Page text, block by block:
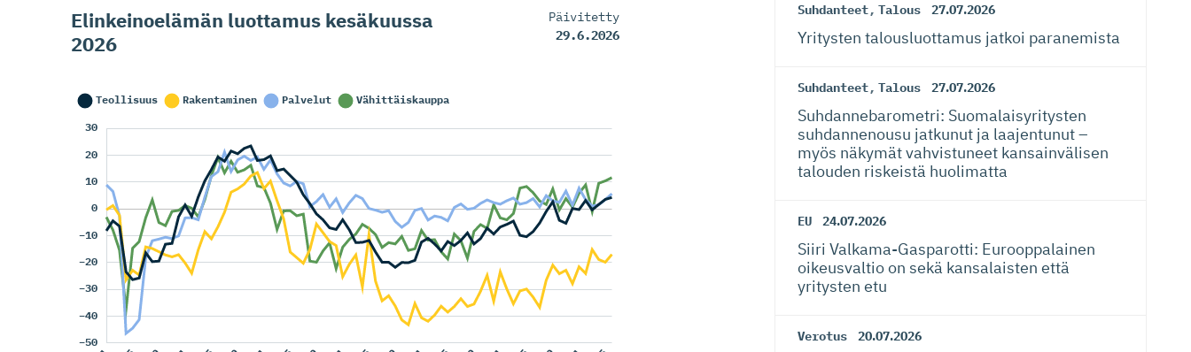
Elinkeinoelämän luottamus kesäkuussa
2026
Päivitetty
29.6.2026
Suhdanteet, Talous 27.07.2026
Yritysten talousluottamus jatkoi paranemista
Suhdanteet, Talous 27.07.2026
Suhdanneba­ro­metri: Suomalaisy­ri­tysten
suhdannenousu jatkunut ja laajentunut –
myös näkymät vahvistuneet kansainvälisen
talouden riskeistä huolimatta
EU 24.07.2026
Siiri Valkama-Gas­pa­rotti: Eurooppalainen
oikeusvaltio on sekä kansalaisten että
yritysten etu
Verotus 20.07.2026